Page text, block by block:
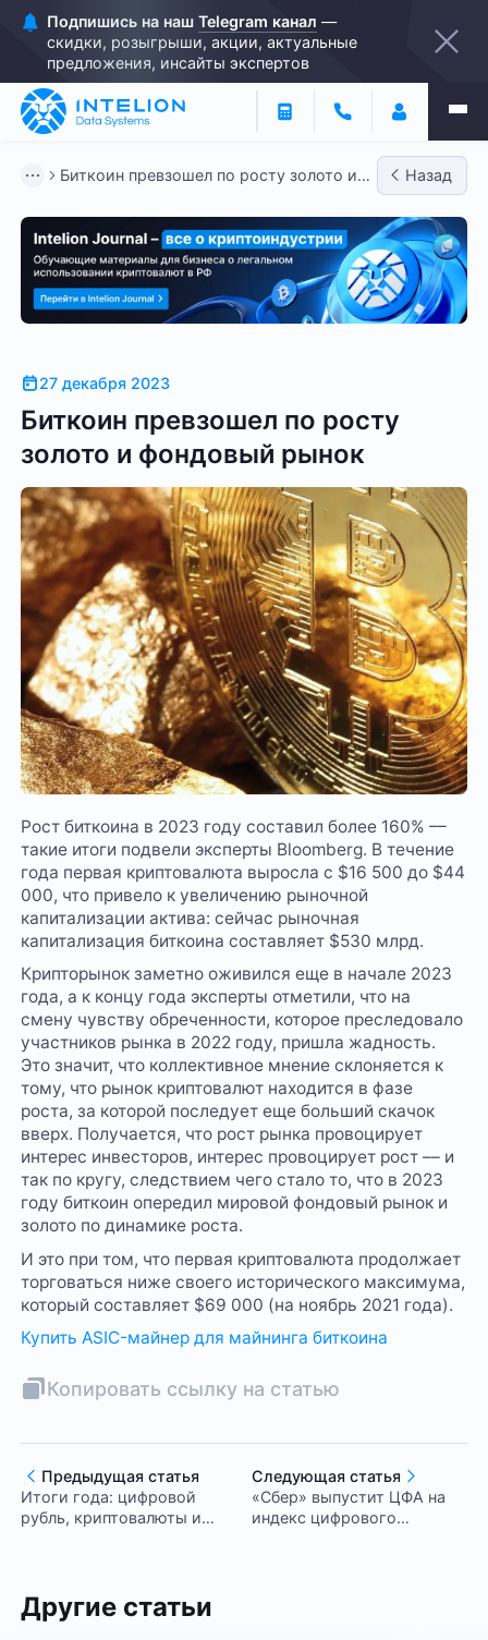
Подпишись на наш Telegram канал —
скидки, розыгрыши, акции, актуальные
предложения, инсайты экспертов
Биткоин превзошел по росту золото и
Назад
27 декабря 2023
Биткоин превзошел по росту
золото и фондовый рынок
Рост биткоина в 2023 году составил более 160% ––
такие итоги подвели эксперты Bloomberg. В течение
года первая криптовалюта выросла с $16 500 до $44
000, что привело к увеличению рыночной
капитализации актива: сейчас рыночная
капитализация биткоина составляет $530 млрд.
Крипторынок заметно оживился еще в начале 2023
года, а к концу года эксперты отметили, что на
смену чувству обреченности, которое преследовало
участников рынка в 2022 году, пришла жадность.
Это значит, что коллективное мнение склоняется к
тому, что рынок криптовалют находится в фазе
роста, за которой последует еще больший скачок
вверх. Получается, что рост рынка провоцирует
интерес инвесторов, интерес провоцирует рост –– и
так по кругу, следствием чего стало то, что в 2023
году биткоин опередил мировой фондовый рынок и
золото по динамике роста.
И это при том, что первая криптовалюта продолжает
торговаться ниже своего исторического максимума,
который составляет $69 000 (на ноябрь 2021 года).
Купить ASIC-майнер для майнинга биткоина
Копировать ссылку на статью
Предыдущая статья
Итоги года: цифровой
рубль, криптовалюты и
Следующая статья
«Сбер» выпустит ЦФА на
индекс цифрового
Другие статьи